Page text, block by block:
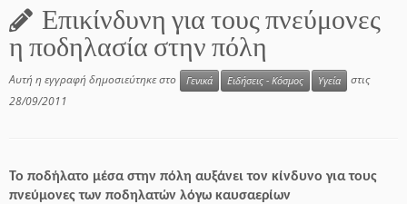
Επικίνδυνη για τους πνεύμονες
η ποδηλασία στην πόλη
Αυτή η εγγραφή δημοσιεύτηκε στο Γενικά Ειδήσεις - Κόσμος Υγεία
στις
28/09/2011
Το ποδήλατο μέσα στην πόλη αυξάνει τον κίνδυνο για τους
πνεύμονες των ποδηλατών λόγω καυσαερίων